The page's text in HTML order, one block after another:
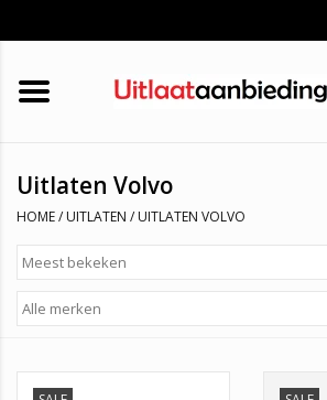
HOME
KATALYSATOREN
UNIVERSELE UITLAATDELEN
Uitlaten Volvo
HOME/ UITLATEN / UITLATEN VOLVO